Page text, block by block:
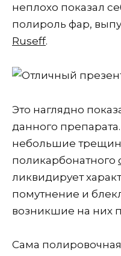
неплохо показал
полироль фар,
Ruseff.
Это наглядно
данного
небольшие
поликарбонатного
ликвидирует
помутнение и
возникшие на них
Сама